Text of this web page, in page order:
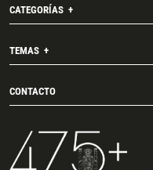
CATEGORÍAS
TEMAS
CONTACTO